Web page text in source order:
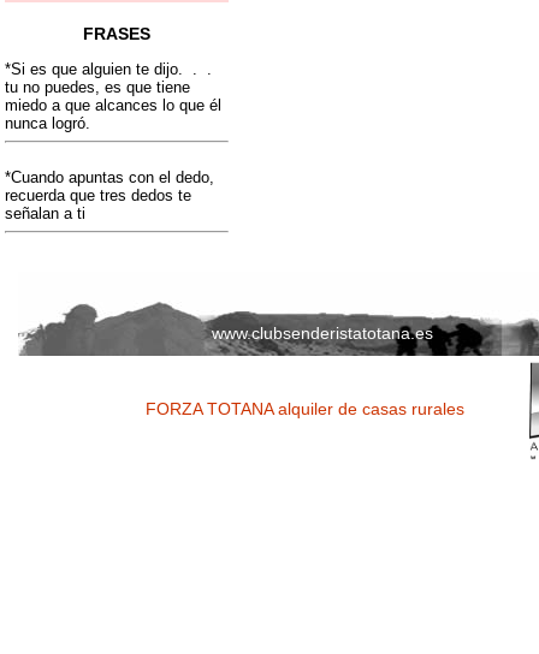
FRASES
*Si es que alguien te dijo. . .
tu no puedes, es que tiene
miedo a que alcances lo que él
nunca logró.
*Cuando apuntas con el dedo,
recuerda que tres dedos te
señalan a ti
www.clubsenderistatotana.es
FORZA TOTANA alquiler de casas rurales